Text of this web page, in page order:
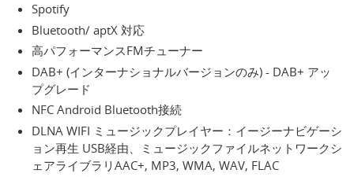
Spotify
Bluetooth/ aptX 対応
高パフォーマンスFMチューナー
DAB+ (インターナショナルバージョンのみ) - DAB+ アッ
プグレード
NFC Android Bluetooth接続
DLNA WIFI ミュージックプレイヤー：イージーナビゲーシ
ョン再生 USB経由、ミュージックファイルネットワークシ
ェアライブラリAAC+, MP3, WMA, WAV, FLAC